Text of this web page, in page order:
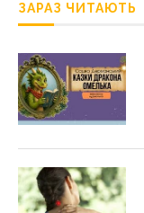
ЗАРАЗ ЧИТАЮТЬ